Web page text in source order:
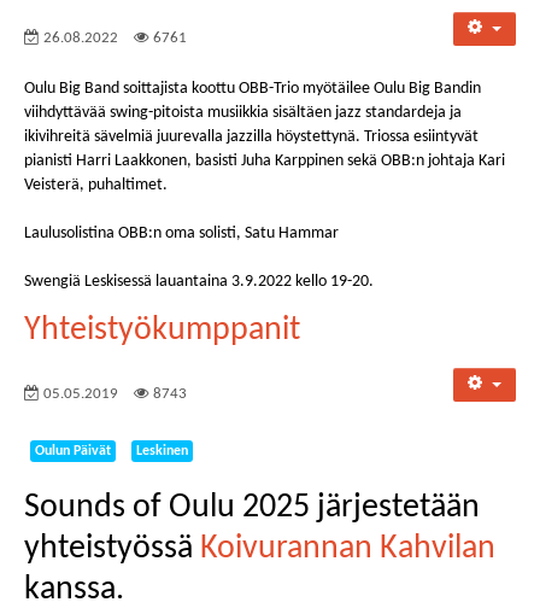
26.08.2022 6761
Oulu Big Band soittajista koottu OBB-Trio myötäilee Oulu Big Bandin
viihdyttävää swing-pitoista musiikkia sisältäen jazz standardeja ja
ikivihreitä sävelmiä juurevalla jazzilla höystettynä. Triossa esiintyvät
pianisti Harri Laakkonen, basisti Juha Karppinen sekä OBB:n johtaja Kari
Veisterä, puhaltimet.
Laulusolistina OBB:n oma solisti, Satu Hammar
Swengiä Leskisessä lauantaina 3.9.2022 kello 19-20.
Yhteistyökumppanit
05.05.2019 8743
Oulun Päivät Leskinen
Sounds of Oulu 2025 järjestetään
yhteistyössä Koivurannan Kahvilan
kanssa.